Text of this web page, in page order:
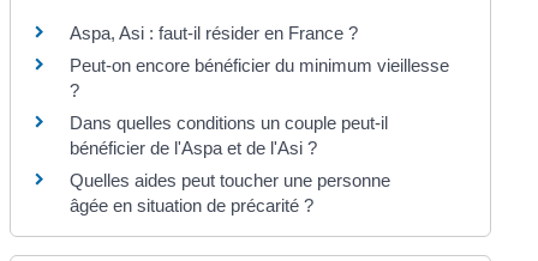
Aspa, Asi : faut-il résider en France ?
Peut-on encore bénéficier du minimum vieillesse
?
Dans quelles conditions un couple peut-il
bénéficier de l'Aspa et de l'Asi ?
Quelles aides peut toucher une personne
âgée en situation de précarité ?